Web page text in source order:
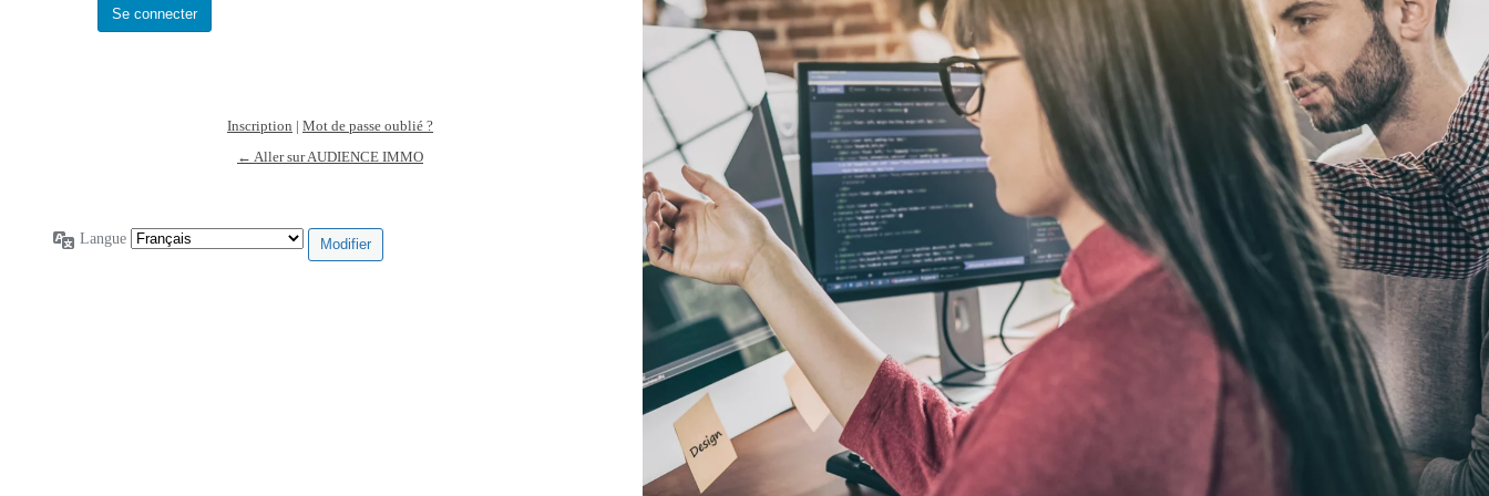
Inscription | Mot de passe oublié ?
← Aller sur AUDIENCE IMMO
Langue